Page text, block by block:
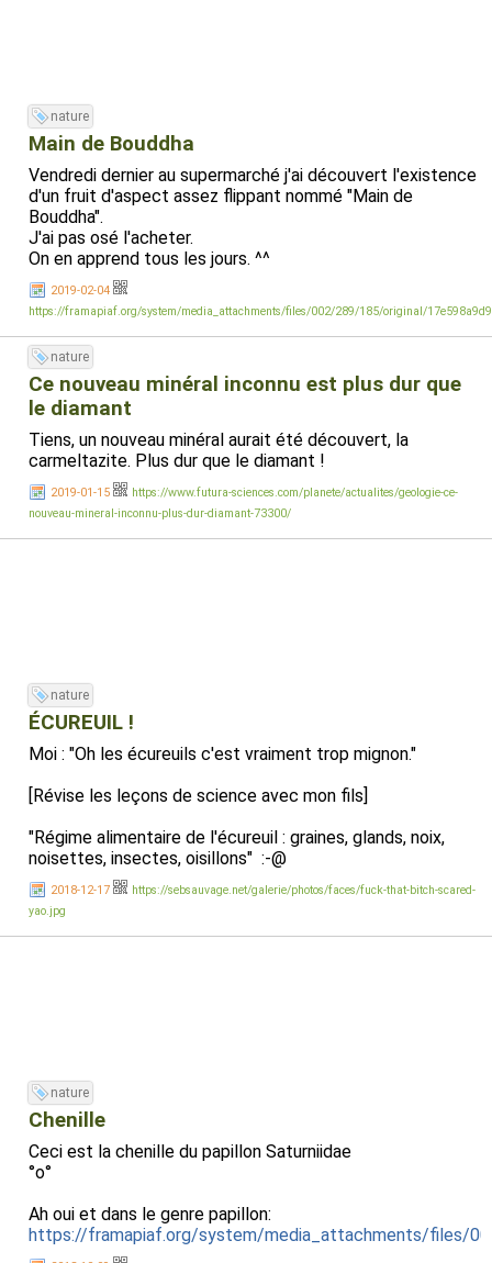
nature
Main de Bouddha
Vendredi dernier au supermarché j'ai découvert l'existence
d'un fruit d'aspect assez flippant nommé "Main de
Bouddha".
J'ai pas osé l'acheter.
On en apprend tous les jours. ^^
2019-02-04
https://framapiaf.org/system/media_attachments/files/002/289/185/original/
nature
Ce nouveau minéral inconnu est plus dur que
le diamant
Tiens, un nouveau minéral aurait été découvert, la
carmeltazite. Plus dur que le diamant !
2019-01-15
https://www.futura-sciences.com/planete/actualites/geologie-ce-
nouveau-mineral-inconnu-plus-dur-diamant-73300/
nature
ÉCUREUIL !
Moi : "Oh les écureuils c'est vraiment trop mignon."
[Révise les leçons de science avec mon fils]
"Régime alimentaire de l'écureuil : graines, glands, noix,
noisettes, insectes, oisillons" :-@
2018-12-17
https://sebsauvage.net/galerie/photos/faces/fuck-that-bitch-scared-
yao.jpg
nature
Chenille
Ceci est la chenille du papillon Saturniidae
°o°
Ah oui et dans le genre papillon:
https://framapiaf.org/system/media_attachments/files/